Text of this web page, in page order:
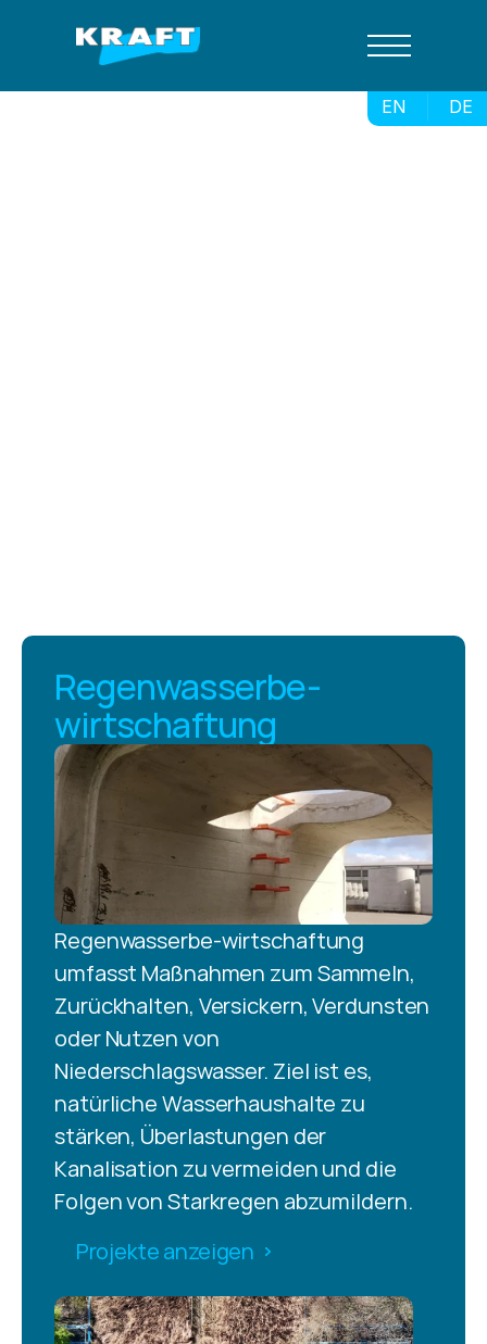
Regenwasserbe-
wirtschaftung
Regenwasserbe-wirtschaftung
umfasst Maßnahmen zum Sammeln,
Zurückhalten, Versickern, Verdunsten
oder Nutzen von
Niederschlagswasser. Ziel ist es,
natürliche Wasserhaushalte zu
stärken, Überlastungen der
Kanalisation zu vermeiden und die
Folgen von Starkregen abzumildern.
Projekte anzeigen
EN DE